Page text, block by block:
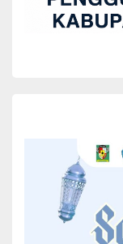
Sebagai wujud kerja
(Pemkab)
0207/SML
Siantar, Kabupaten
Sinergitas
Akan